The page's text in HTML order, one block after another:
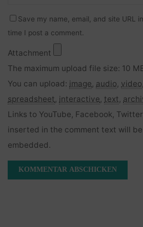
Save my name, email, and site URL
time I post a comment.
Attachment
The maximum upload file size: 10
You can upload: image, audio, video
spreadsheet, interactive, text,
Links to YouTube, Facebook,
inserted in the comment text will
embedded.